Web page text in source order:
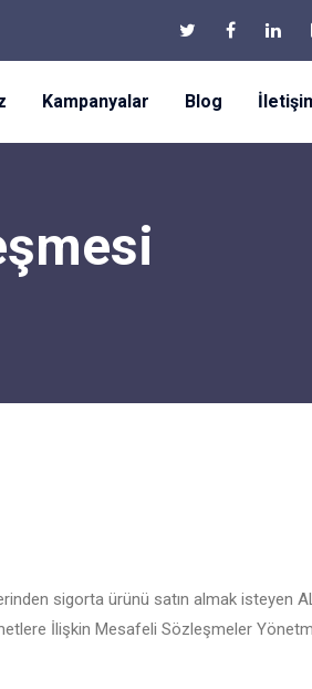
Kampanyalar Blog
sigorta ürünü satın almak isteyen
İlişkin Mesafeli Sözleşmeler